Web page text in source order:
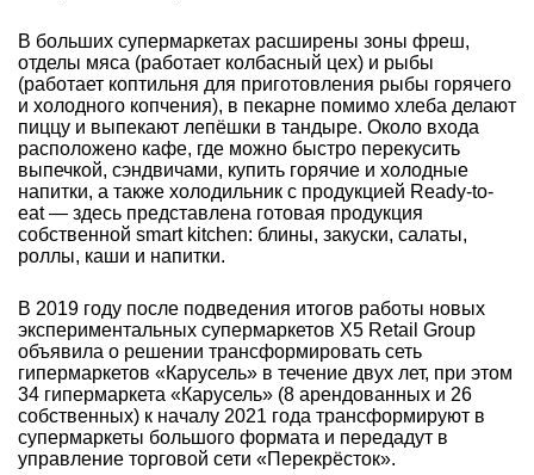
В больших супермаркетах расширены зоны фреш,
отделы мяса (работает колбасный цех) и рыбы
(работает коптильня для приготовления рыбы горячего
и холодного копчения), в пекарне помимо хлеба делают
пиццу и выпекают лепёшки в тандыре. Около входа
расположено кафе, где можно быстро перекусить
выпечкой, сэндвичами, купить горячие и холодные
напитки, а также холодильник с продукцией Ready-to-
eat — здесь представлена готовая продукция
собственной smart kitchen: блины, закуски, салаты,
роллы, каши и напитки.
В 2019 году после подведения итогов работы новых
экспериментальных супермаркетов X5 Retail Group
объявила о решении трансформировать сеть
гипермаркетов «Карусель» в течение двух лет, при этом
34 гипермаркета «Карусель» (8 арендованных и 26
собственных) к началу 2021 года трансформируют в
супермаркеты большого формата и передадут в
управление торговой сети «Перекрёсток».